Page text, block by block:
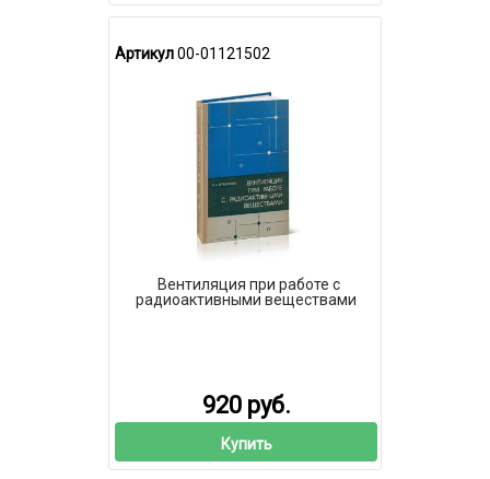
Артикул00-01121502
Вентиляция при работе с
радиоактивными веществами
920 руб.
Купить